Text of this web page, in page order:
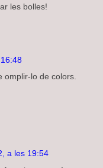
les bolles!
omplir-lo de colors.
a les 19:54